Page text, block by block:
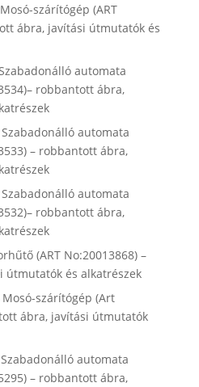
szárítógép (ART
ábra, javítási útmutatók és
automata
robbantott ábra,
Szabadonálló automata
– robbantott ábra,
Szabadonálló automata
robbantott ábra,
(ART No:20013868) –
és alkatrészek
Mosó-szárítógép (Art
ábra, javítási útmutatók
automata
– robbantott ábra,